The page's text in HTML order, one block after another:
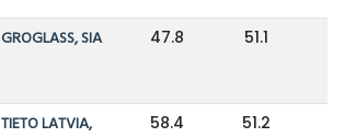
GROGLASS, SIA 47.8 51.1
TIETO LATVIA,
58.4 51.2